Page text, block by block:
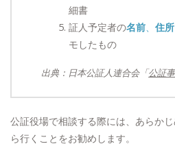
細書
証人予定者の名前 、住所
モしたもの
出典：日本公証人連合会「公証
公証役場で相談する際には、あらか
ら行くことをお勧めします。